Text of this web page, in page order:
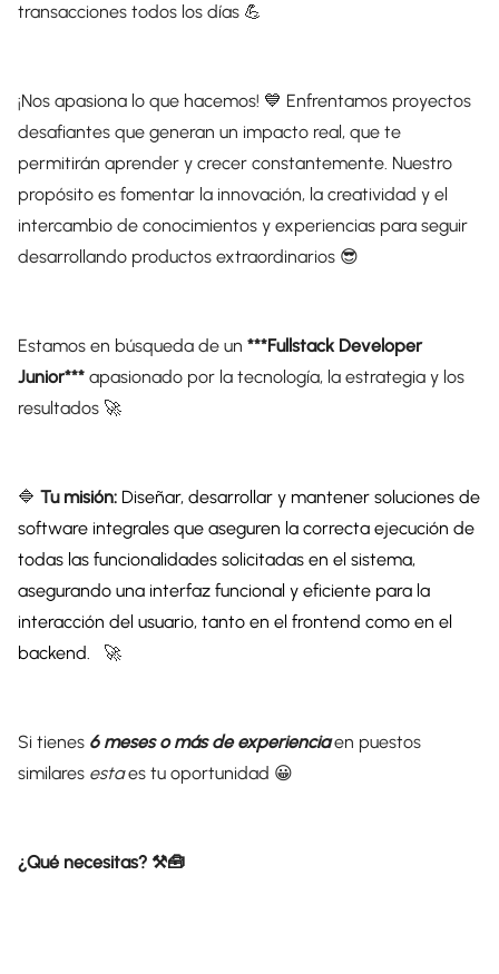
transacciones todos los días 💪
¡Nos apasiona lo que hacemos! 💙 Enfrentamos proyectos
desafiantes que generan un impacto real, que te
permitirán aprender y crecer constantemente. Nuestro
propósito es fomentar la innovación, la creatividad y el
intercambio de conocimientos y experiencias para seguir
desarrollando productos extraordinarios 😎
Estamos en búsqueda de un ***Fullstack Developer
Junior*** apasionado por la tecnología, la estrategia y los
resultados 🚀
🔷 Tu misión: Diseñar, desarrollar y mantener soluciones de
software integrales que aseguren la correcta ejecución de
todas las funcionalidades solicitadas en el sistema,
asegurando una interfaz funcional y eficiente para la
interacción del usuario, tanto en el frontend como en el
backend.
🚀
Si tienes 6 meses o más de experiencia en puestos
similares esta es tu oportunidad 😀
¿Qué necesitas? ⚒️🧰